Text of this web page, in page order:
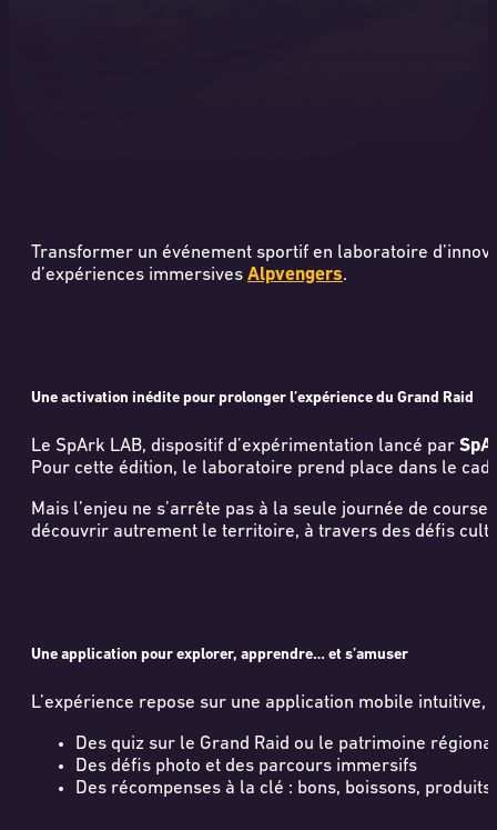
Transformer un événement sportif en laboratoire
d’expériences immersives Alpvengers.
Une activation inédite pour prolonger l’expérience du Grand Raid
Le SpArk LAB, dispositif d’expérimentation lancé par
Pour cette édition, le laboratoire prend place dans le
Mais l’enjeu ne s’arrête pas à la seule journée de
découvrir autrement le territoire, à travers des défis
Une application pour explorer, apprendre… et s’amuser
L’expérience repose sur une application mobile
Des quiz sur le Grand Raid ou le patrimoine régional
Des défis photo et des parcours immersifs
Des récompenses à la clé : bons, boissons,